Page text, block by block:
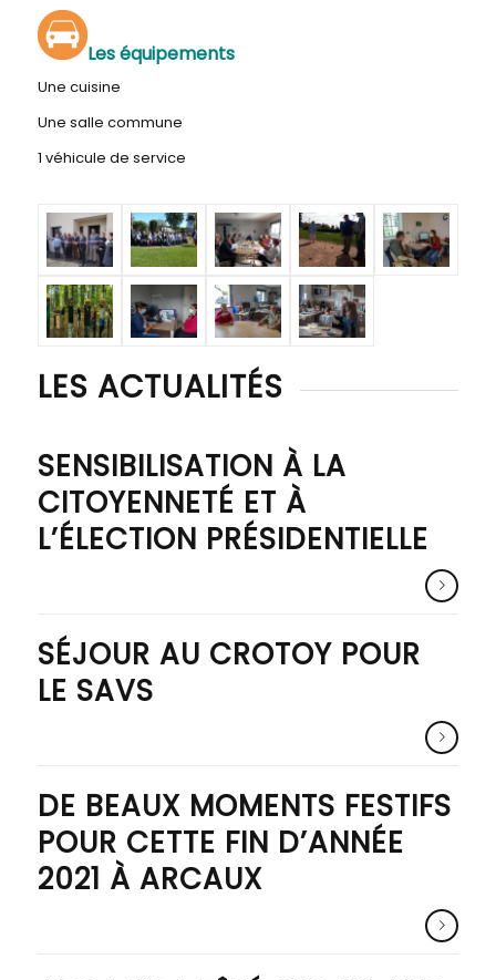
Les équipements
Une cuisine
Une salle commune
1 véhicule de service
LES ACTUALITÉS
SENSIBILISATION À LA
CITOYENNETÉ ET À
L’ÉLECTION PRÉSIDENTIELLE
SÉJOUR AU CROTOY POUR
LE SAVS
DE BEAUX MOMENTS FESTIFS
POUR CETTE FIN D’ANNÉE
2021 À ARCAUX